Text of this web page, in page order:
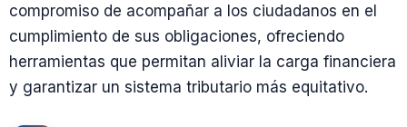
compromiso de acompañar a los ciudadanos en el
cumplimiento de sus obligaciones, ofreciendo
herramientas que permitan aliviar la carga financiera
y garantizar un sistema tributario más equitativo.